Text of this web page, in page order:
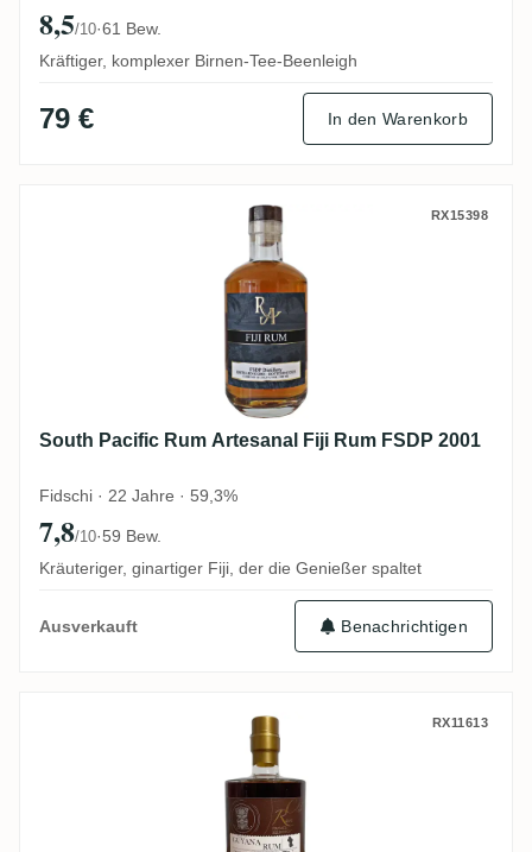
8,5/10·61 Bew.
Kräftiger, komplexer Birnen-Tee-Beenleigh
79 € In den Warenkorb
South Pacific Rum Artesanal Fiji Rum
RX15398
South Pacific Rum Artesanal Fiji Rum FSDP 2001
Fidschi · 22 Jahre · 59,3%
7,8/10·59 Bew.
Kräuteriger, ginartiger Fiji, der die Genießer spaltet
Ausverkauft Benachrichtigen
Enmore Rumclub Private Selection Ed. 22
RX11613